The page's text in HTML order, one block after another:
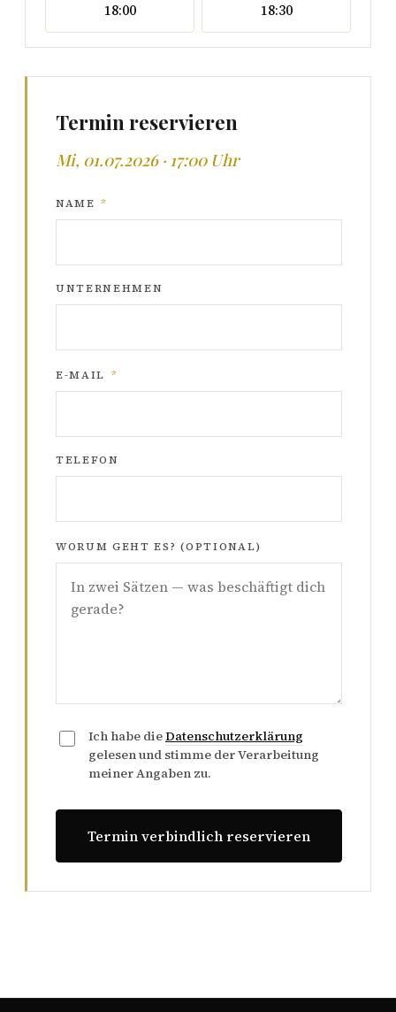
18:00 18:30
Termin reservieren
Mi, 01.07.2026 · 17:00 Uhr
NAME *
UNTERNEHMEN
E-MAIL *
TELEFON
WORUM GEHT ES? (OPTIONAL)
Ich habe dieDatenschutzerklärung
gelesen und stimme der Verarbeitung
meiner Angaben zu.
Termin verbindlich reservieren